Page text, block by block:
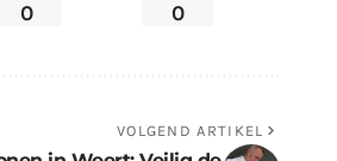
0 0
VOLGEND ARTIKEL